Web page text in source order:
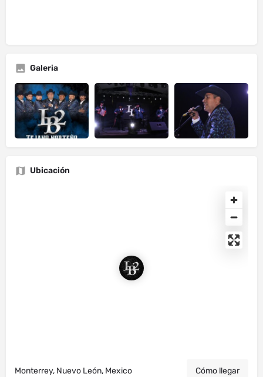
Galeria
Ubicación
Monterrey, Nuevo León, Mexico Cómo llegar